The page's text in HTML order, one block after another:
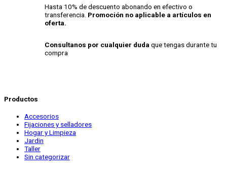
Hasta 10% de descuento abonando en efectivo o
transferencia. Promoción no aplicable a artículos en
oferta.
Consultanos por cualquier duda que tengas durante tu
compra
Productos
Accesorios
Fijaciones y selladores
Hogar y Limpieza
Jardin
Taller
Sin categorizar